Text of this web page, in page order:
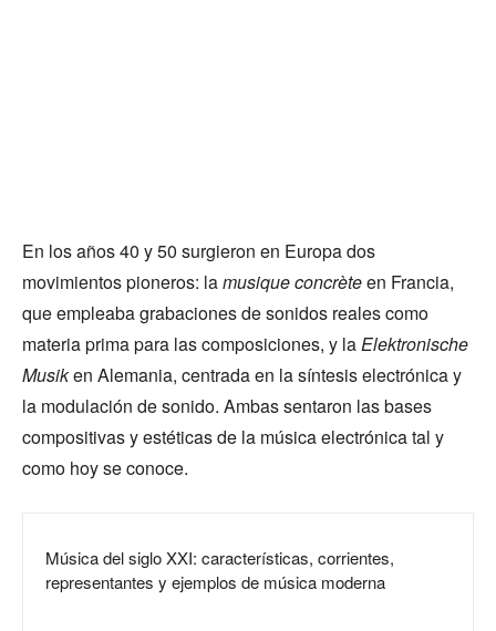
En los años 40 y 50 surgieron en Europa dos
movimientos pioneros: lamusique concrèteen Francia,
que empleaba grabaciones de sonidos reales como
materia prima para las composiciones, y laElektronische
Musiken Alemania, centrada en la síntesis electrónica y
la modulación de sonido. Ambas sentaron las bases
compositivas y estéticas de la música electrónica tal y
como hoy se conoce.
Música del siglo XXI: características, corrientes,
representantes y ejemplos de música moderna